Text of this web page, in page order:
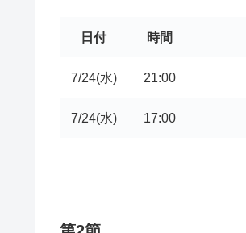
日付 時間
7/24(水) 21:00
7/24(水) 17:00